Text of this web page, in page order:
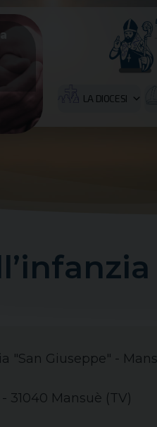
LA DIOCESI
"San Giuseppe" -
31040 Mansuè (TV)